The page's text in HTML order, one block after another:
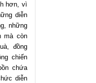
hơn, vì
diễn
những
mà còn
đồng
chiến
chứa
diễn